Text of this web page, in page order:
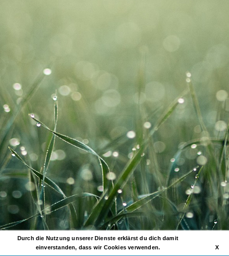
Durch die Nutzung unserer Dienste erklärst du dich damit
einverstanden, dass wir Cookies verwenden.
X